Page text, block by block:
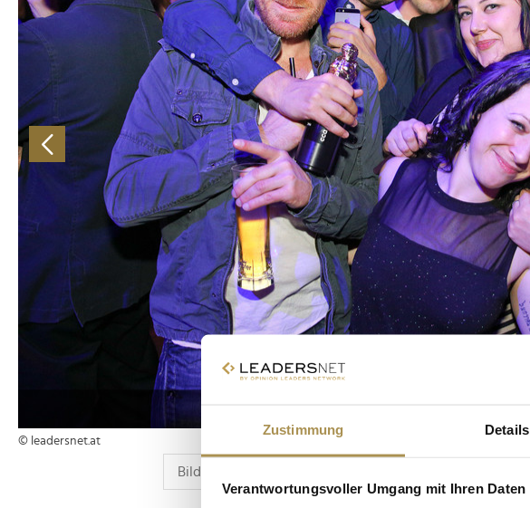
Zustimmung Details
Verantwortungsvoller Umgang mit Ihren Daten
© leadersnet.at